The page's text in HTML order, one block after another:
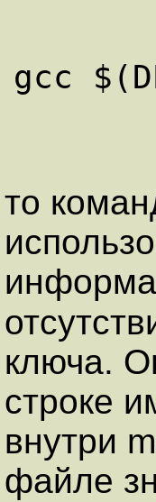
то
ключа.
строке
внутри
файле